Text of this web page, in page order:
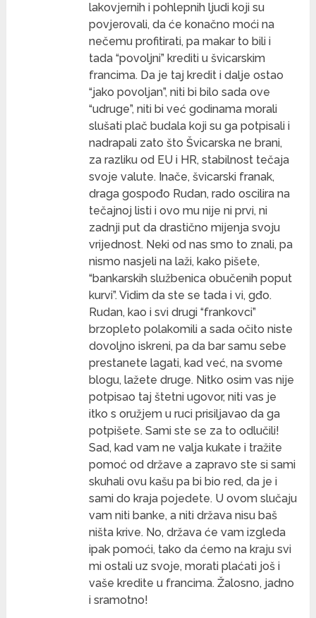
lakovjernih i pohlepnih ljudi koji su
povjerovali, da će konačno moći na
nečemu profitirati, pa makar to bili i
tada “povoljni” krediti u švicarskim
francima. Da je taj kredit i dalje ostao
“jako povoljan”, niti bi bilo sada ove
“udruge”, niti bi već godinama morali
slušati plač budala koji su ga potpisali i
nadrapali zato što Švicarska ne brani,
za razliku od EU i HR, stabilnost tečaja
svoje valute. Inače, švicarski franak,
draga gospođo Rudan, rado oscilira na
tečajnoj listi i ovo mu nije ni prvi, ni
zadnji put da drastično mijenja svoju
vrijednost. Neki od nas smo to znali, pa
nismo nasjeli na laži, kako pišete,
“bankarskih službenica obučenih poput
kurvi”. Vidim da ste se tada i vi, gđo.
Rudan, kao i svi drugi “frankovci”
brzopleto polakomili a sada očito niste
dovoljno iskreni, pa da bar samu sebe
prestanete lagati, kad već, na svome
blogu, lažete druge. Nitko osim vas nije
potpisao taj štetni ugovor, niti vas je
itko s oružjem u ruci prisiljavao da ga
potpišete. Sami ste se za to odlučili!
Sad, kad vam ne valja kukate i tražite
pomoć od države a zapravo ste si sami
skuhali ovu kašu pa bi bio red, da je i
sami do kraja pojedete. U ovom slučaju
vam niti banke, a niti država nisu baš
ništa krive. No, država će vam izgleda
ipak pomoći, tako da ćemo na kraju svi
mi ostali uz svoje, morati plaćati još i
vaše kredite u francima. Žalosno, jadno
i sramotno!